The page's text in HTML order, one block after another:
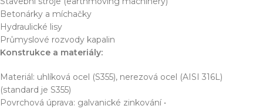
Betonárky a míchačky
Hydraulické lisy
Průmyslové rozvody kapalin
Konstrukce a materiály:
Materiál: uhlíková ocel (S355), nerezová ocel (AISI 316L)
(standard je S355)
Povrchová úprava: galvanické zinkování •